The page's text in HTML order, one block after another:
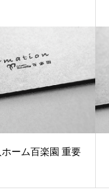
ーム百楽園 重要